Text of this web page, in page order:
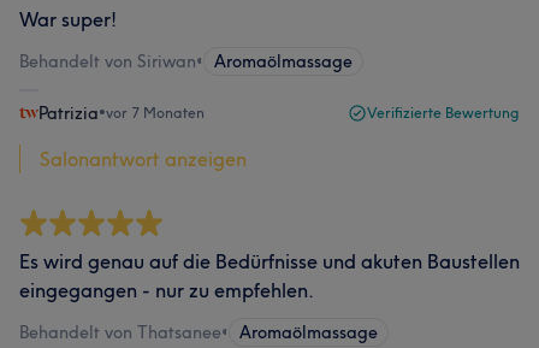
War super!
Behandelt von Siriwan• Aromaölmassage
Patrizia•vor 7 Monaten Verifizierte Bewertung
Salonantwort anzeigen
Es wird genau auf die Bedürfnisse und akuten Baustellen
eingegangen - nur zu empfehlen.
Behandelt von Thatsanee• Aromaölmassage